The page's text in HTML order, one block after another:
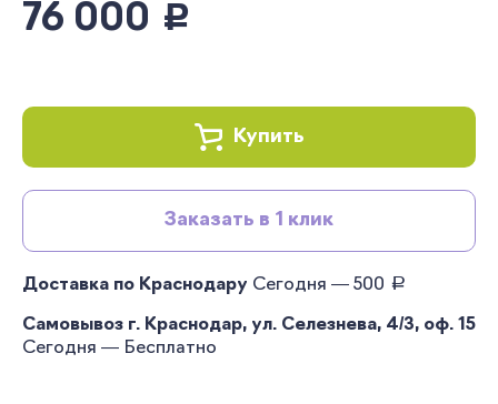
76 000 руб.
Купить
Заказать в 1 клик
Доставка по Краснодару Сегодня — 500 руб.
Самовывоз г. Краснодар, ул. Селезнева, 4/3, оф. 15
Сегодня — Бесплатно